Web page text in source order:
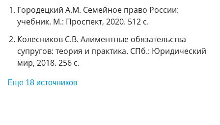
Городецкий А.М. Семейное право России:
учебник. М.: Проспект, 2020. 512 с.
Колесников С.В. Алиментные обязательства
супругов: теория и практика. СПб.: Юридический
мир, 2018. 256 с.
Еще 18 источников